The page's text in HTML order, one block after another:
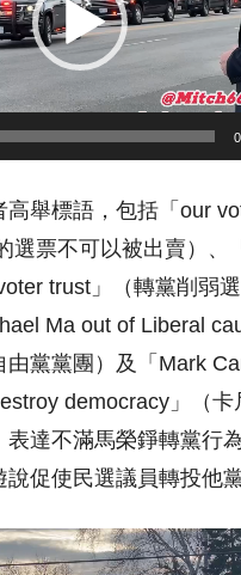
高舉標語，包括「our
選票不可以被出賣）、
trust」（轉黨削弱
Ma out of Liberal
由黨黨團）及「Mark
democracy」（卡
表達不滿馬榮錚轉黨行
促使民選議員轉投他黨